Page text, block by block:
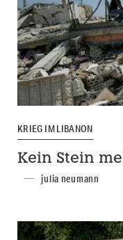
KRIEG IM LIBANON
Kein Stein
julia neumann